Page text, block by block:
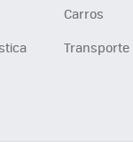
Carros
Transporte